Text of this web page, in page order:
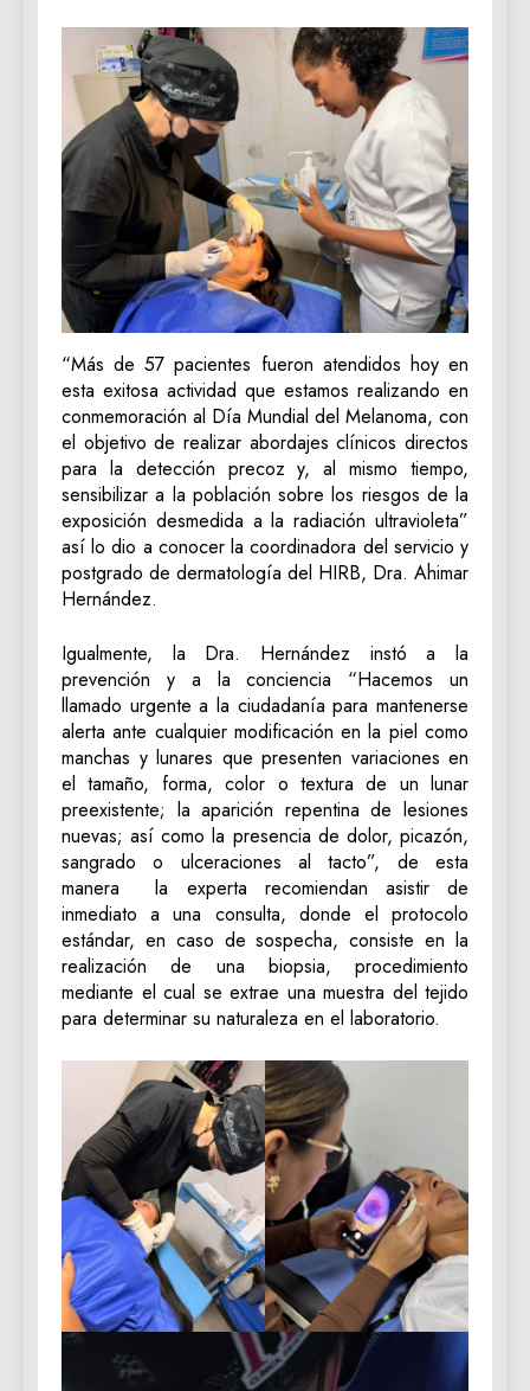
“Más de 57 pacientes fueron atendidos hoy en
esta exitosa actividad que estamos realizando en
conmemoración al Día Mundial del Melanoma, con
el objetivo de realizar abordajes clínicos directos
para la detección precoz y, al mismo tiempo,
sensibilizar a la población sobre los riesgos de la
exposición desmedida a la radiación ultravioleta”
así lo dio a conocer la coordinadora del servicio y
postgrado de dermatología del HIRB, Dra. Ahimar
Hernández.
Igualmente, la Dra. Hernández instó a la
prevención y a la conciencia “Hacemos un
llamado urgente a la ciudadanía para mantenerse
alerta ante cualquier modificación en la piel como
manchas y lunares que presenten variaciones en
el tamaño, forma, color o textura de un lunar
preexistente; la aparición repentina de lesiones
nuevas; así como la presencia de dolor, picazón,
sangrado o ulceraciones al tacto”, de esta
manera la experta recomiendan asistir de
inmediato a una consulta, donde el protocolo
estándar, en caso de sospecha, consiste en la
realización de una biopsia, procedimiento
mediante el cual se extrae una muestra del tejido
para determinar su naturaleza en el laboratorio.